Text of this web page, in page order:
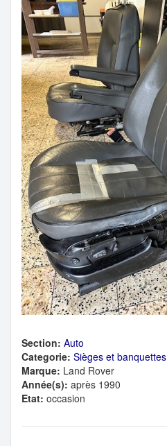
Section: Auto
Categorie: Sièges et banquettes
Marque: Land Rover
Année(s): après 1990
Etat: occasion